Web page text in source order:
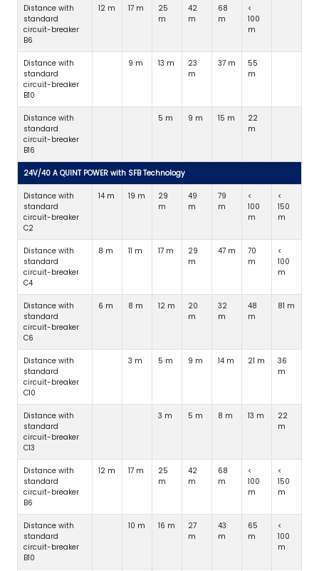
Distance with
standard
circuit-breaker
B6
12 m 17 m
25
m
42
m
68
m
<
100
m
Distance with
standard
circuit-breaker
B10
9 m 13 m
23
m
37 m
55
m
Distance with
standard
circuit-breaker
B16
5 m 9 m 15 m
22
m
24V/40 A QUINT POWER with SFB Technology
Distance with
standard
circuit-breaker
C2
14 m 19 m
29
m
49
m
79
m
<
100
m
<
150
m
Distance with
standard
circuit-breaker
C4
8 m 11 m 17 m
29
m
47 m
70
m
<
100
m
Distance with
standard
circuit-breaker
C6
6 m 8 m 12 m
20
m
32
m
48
m
81 m
Distance with
standard
circuit-breaker
C10
3 m 5 m 9 m 14 m 21 m
36
m
Distance with
standard
circuit-breaker
C13
3 m 5 m 8 m 13 m
22
m
Distance with
standard
circuit-breaker
B6
12 m 17 m
25
m
42
m
68
m
<
100
m
<
150
m
Distance with
standard
circuit-breaker
B10
10 m 16 m
27
m
43
m
65
m
<
100
m